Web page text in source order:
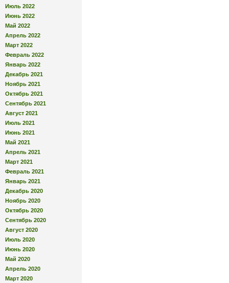
Июль 2022
Июнь 2022
Май 2022
Апрель 2022
Март 2022
Февраль 2022
Январь 2022
Декабрь 2021
Ноябрь 2021
Октябрь 2021
Сентябрь 2021
Август 2021
Июль 2021
Июнь 2021
Май 2021
Апрель 2021
Март 2021
Февраль 2021
Январь 2021
Декабрь 2020
Ноябрь 2020
Октябрь 2020
Сентябрь 2020
Август 2020
Июль 2020
Июнь 2020
Май 2020
Апрель 2020
Март 2020